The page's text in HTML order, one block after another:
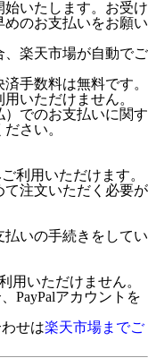
いたします。お受け
のお支払いをお願い
、楽天市場が自動でご
手数料は無料です。
いただけません。
でのお支払いに関す
ださい。
利用いただけます。
注文いただく必要が
いの手続きをしてい
用いただけません。
PayPalアカウントを
せは楽天市場までご